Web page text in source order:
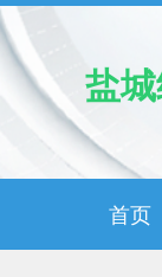
盐
首页